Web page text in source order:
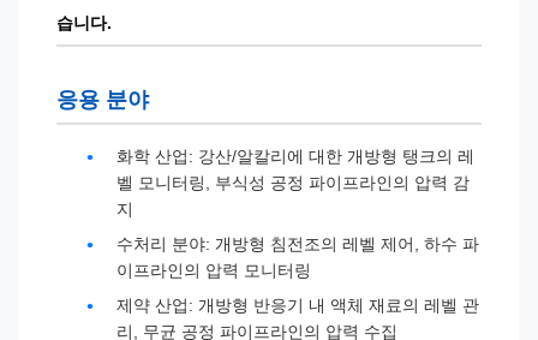
습니다.
응용 분야
화학 산업: 강산/알칼리에 대한 개방형 탱크의 레
벨 모니터링, 부식성 공정 파이프라인의 압력 감
지
수처리 분야: 개방형 침전조의 레벨 제어, 하수 파
이프라인의 압력 모니터링
제약 산업: 개방형 반응기 내 액체 재료의 레벨 관
리, 무균 공정 파이프라인의 압력 수집